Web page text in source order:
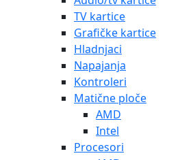
TV kartice
Grafičke kartice
Hladnjaci
Napajanja
Kontroleri
Matične ploče
AMD
Intel
Procesori